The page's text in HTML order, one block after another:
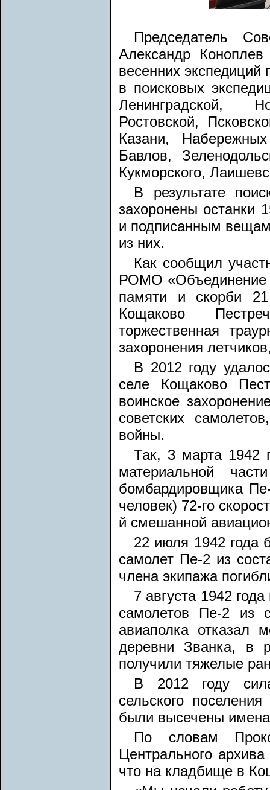
Председатель
Александр
весенних экспедиций
в поисковых
Ленинградской,
Ростовской,
Казани,
Бавлов,
Кукморского,
В результате
захоронены останки
и подписанным
из них.
Как сообщил
РОМО «Объединение
памяти и скорби
Кощаково
торжественная
захоронения
В 2012 году
селе Кощаково
воинское
советских
войны.
Так, 3 марта 1942
материальной
бомбардировщика
человек) 72-го
й смешанной
22 июля 1942 года
самолет Пе-2 из
члена экипажа
7 августа 1942
самолетов Пе-2 из
авиаполка отказал
деревни Званка, в
получили тяжелые
В 2012 году
сельского
были высечены имена
По словам
Центрального
что на кладбище в